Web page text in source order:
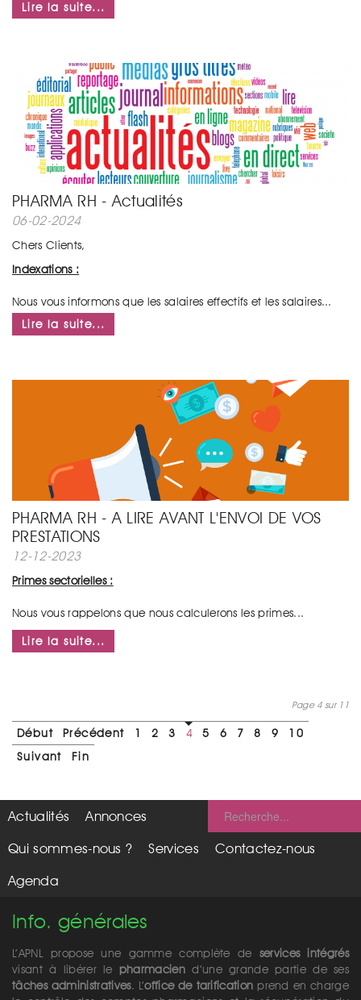
Lire la suite...
PHARMA RH - Actualités
06-02-2024
Chers Clients,
Indexations :
Nous vous informons que les salaires effectifs et les salaires...
Lire la suite...
PHARMA RH - A LIRE AVANT L'ENVOI DE VOS
PRESTATIONS
12-12-2023
Primes sectorielles :
Nous vous rappelons que nous calculerons les primes...
Lire la suite...
Page 4 sur 11
Début Précédent 1 2 3 4 5 6 7 8 9
10
Suivant
Fin
Actualités
Annonces
Qui sommes-nous ?
Services
Contactez-nous
Agenda
Info. générales
L’APNL propose une gamme complète de services intégrés
visant à libérer le pharmacien d’une grande partie de ses
tâches administratives. L’office de tarification prend en charge